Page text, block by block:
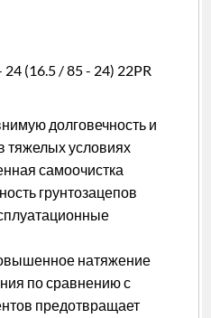
(16.5 / 85 - 24) 22PR
долговечность и
тяжелых условиях
самоочистка
грунтозацепов
натяжение
по сравнению с
предотвращает